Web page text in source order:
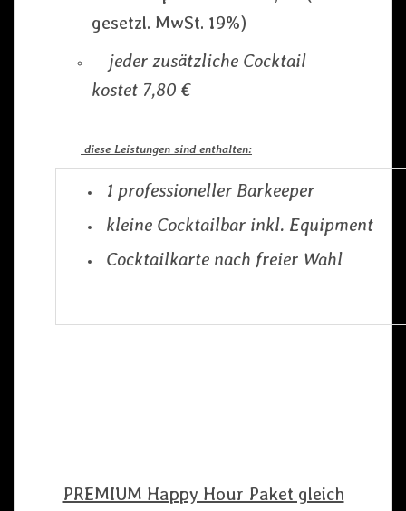
gesetzl. MwSt. 19%)
jeder zusätzliche Cocktail
kostet 7,80 €
diese Leistungen sind enthalten:
1 professioneller Barkeeper
kleine Cocktailbar inkl. Equipment
Cocktailkarte nach freier Wahl
PREMIUM Happy Hour Paket gleich